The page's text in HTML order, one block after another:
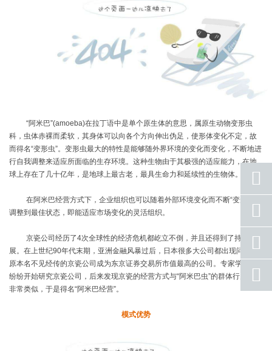
“阿米巴”(amoeba)在拉丁语中是单个原生体的意思，属原生动物变形虫
科，虫体赤裸而柔软，其身体可以向各个方向伸出伪足，使形体变化不定，故
而得名“变形虫”。变形虫最大的特性是能够随外界环境的变化而变化，不断地进
行自我调整来适应所面临的生存环境。这种生物由于其极强的适应能力，在地
球上存在了几十亿年，是地球上最古老，最具生命力和延续性的生物体。
在阿米巴经营方式下，企业组织也可以随着外部环境变化而不断“变形”，
调整到最佳状态，即能适应市场变化的灵活组织。
京瓷公司经历了4次全球性的经济危机都屹立不倒，并且还得到了持续发
展。在上世纪90年代末期，亚洲金融风暴过后，日本很多大公司都出现问题，
原本名不见经传的京瓷公司成为东京证券交易所市值最高的公司。专家学者们
纷纷开始研究京瓷公司，后来发现京瓷的经营方式与“阿米巴虫”的群体行为方式
非常类似，于是得名“阿米巴经营”。
模式优势
座机
号码
手机
号码
qq
联系